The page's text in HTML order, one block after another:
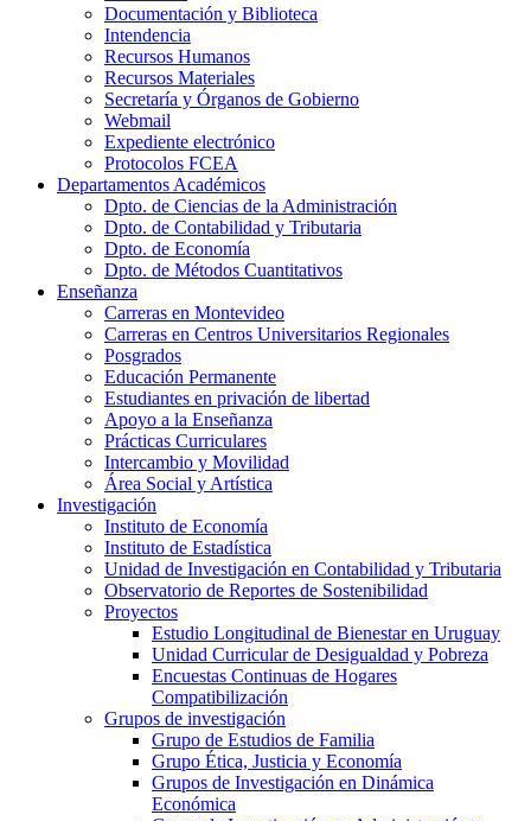
Documentación y Biblioteca
Intendencia
Recursos Humanos
Recursos Materiales
Secretaría y Órganos de Gobierno
Webmail
Expediente electrónico
Protocolos FCEA
Departamentos Académicos
Dpto. de Ciencias de la Administración
Dpto. de Contabilidad y Tributaria
Dpto. de Economía
Dpto. de Métodos Cuantitativos
Enseñanza
Carreras en Montevideo
Carreras en Centros Universitarios Regionales
Posgrados
Educación Permanente
Estudiantes en privación de libertad
Apoyo a la Enseñanza
Prácticas Curriculares
Intercambio y Movilidad
Área Social y Artística
Investigación
Instituto de Economía
Instituto de Estadística
Unidad de Investigación en Contabilidad y Tributaria
Observatorio de Reportes de Sostenibilidad
Proyectos
Estudio Longitudinal de Bienestar en Uruguay
Unidad Curricular de Desigualdad y Pobreza
Encuestas Continuas de Hogares
Compatibilización
Grupos de investigación
Grupo de Estudios de Familia
Grupo Ética, Justicia y Economía
Grupos de Investigación en Dinámica
Económica